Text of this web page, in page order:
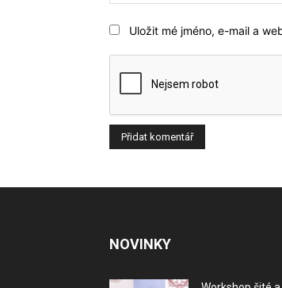
Uložit mé jméno, e-mail a
NOVINKY